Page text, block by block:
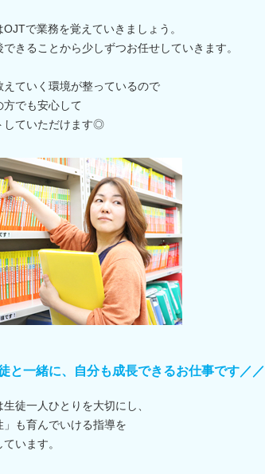
で業務を覚えていきましょう。
きることから少しずつお任せしていきます。
えていく環境が整っているので
方でも安心して
していただけます◎
と一緒に、自分も成長できるお仕事です／／
徒一人ひとりを大切にし、
」も育んでいける指導を
います。